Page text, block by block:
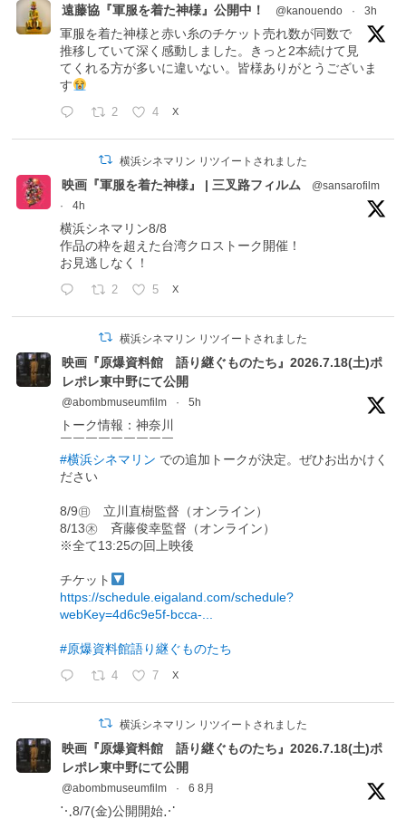
遠藤協『軍服を着た神様』公開中！ @kanouendo · 3h
軍服を着た神様と赤い糸のチケット売れ数が同数で
推移していて深く感動しました。きっと2本続けて見
てくれる方が多いに違いない。皆様ありがとうございま
す
2 4 X
横浜シネマリン リツイートされました
映画『軍服を着た神様』 | 三叉路フィルム
@sansarofilm
·
4h
横浜シネマリン8/8
作品の枠を超えた台湾クロストーク開催！
お見逃しなく！
2 5 X
横浜シネマリン リツイートされました
映画『原爆資料館 語り継ぐものたち』2026.7.18(土)ポ
レポレ東中野にて公開
@abombmuseumfilm · 5h
トーク情報：神奈川
￣￣￣￣￣￣￣￣￣
#横浜シネマリン での追加トークが決定。ぜひお出かけく
ださい
8/9㊐ 立川直樹監督（オンライン）
8/13㊍ 斉藤俊幸監督（オンライン）
※全て13:25の回上映後
チケット
https://schedule.eigaland.com/schedule?
webKey=4d6c9e5f-bcca-...
#原爆資料館語り継ぐものたち
4 7 X
横浜シネマリン リツイートされました
映画『原爆資料館 語り継ぐものたち』2026.7.18(土)ポ
レポレ東中野にて公開
@abombmuseumfilm · 6 8月
⋱8/7(金)公開開始⋰